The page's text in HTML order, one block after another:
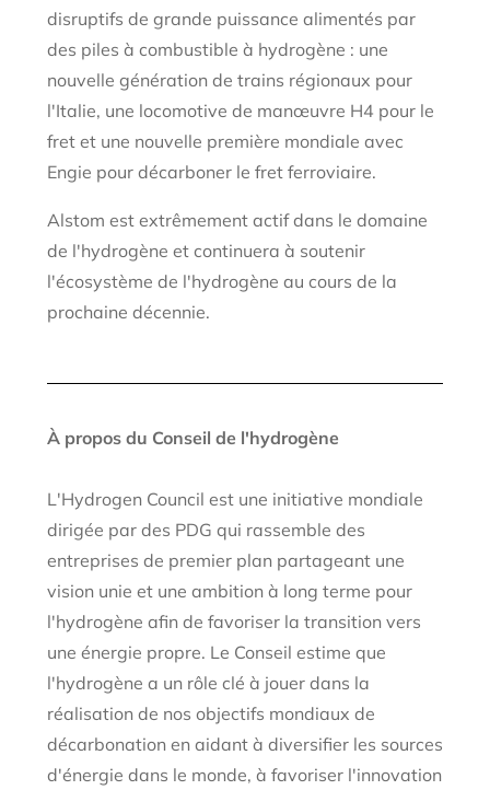
disruptifs de grande puissance alimentés par
des piles à combustible à hydrogène : une
nouvelle génération de trains régionaux pour
l'Italie, une locomotive de manœuvre H4 pour le
fret et une nouvelle première mondiale avec
Engie pour décarboner le fret ferroviaire.
Alstom est extrêmement actif dans le domaine
de l'hydrogène et continuera à soutenir
l'écosystème de l'hydrogène au cours de la
prochaine décennie.
À propos du Conseil de l'hydrogène
L'Hydrogen Council est une initiative mondiale
dirigée par des PDG qui rassemble des
entreprises de premier plan partageant une
vision unie et une ambition à long terme pour
l'hydrogène afin de favoriser la transition vers
une énergie propre. Le Conseil estime que
l'hydrogène a un rôle clé à jouer dans la
réalisation de nos objectifs mondiaux de
décarbonation en aidant à diversifier les sources
d'énergie dans le monde, à favoriser l'innovation